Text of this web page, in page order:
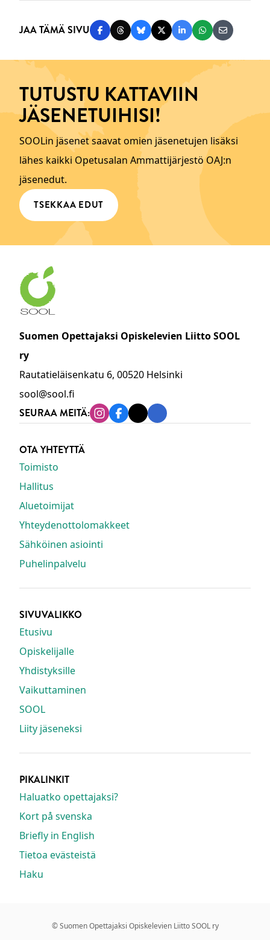
JAA TÄMÄ SIVU Jaa Facebookissa
Jaa Threadsissa
Jaa Blueskyssä
Jaa Twitterissä
Jaa LinkedInissä
Jaa Jaa
TUTUSTU KATTAVIIN
JÄSENETUIHISI!
SOOLin jäsenet saavat omien jäsenetujen lisäksi
lähes kaikki Opetusalan Ammattijärjestö OAJ:n
jäsenedut.
TSEKKAA EDUT
Suomen Opettajaksi Opiskelevien Liitto SOOL
ry
Rautatieläisenkatu 6, 00520 Helsinki
sool@sool.fi
SEURAA MEITÄ: Instagram
Facebook
TiktokLinkedin
OTA YHTEYTTÄ
Toimisto
Hallitus
Aluetoimijat
Yhteydenottolomakkeet
Sähköinen asiointi
Puhelinpalvelu
SIVUVALIKKO
Etusivu
Opiskelijalle
Yhdistyksille
Vaikuttaminen
SOOL
Liity jäseneksi
PIKALINKIT
Haluatko opettajaksi?
Kort på svenska
Briefly in English
Tietoa evästeistä
Haku
© Suomen Opettajaksi Opiskelevien Liitto SOOL ry